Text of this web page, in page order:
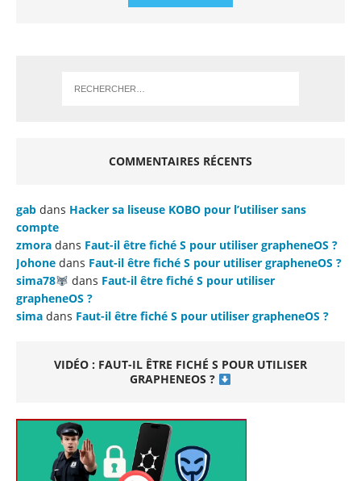
COMMENTAIRES RÉCENTS
gab dans Hacker sa liseuse KOBO pour l’utiliser sans
compte
zmora dans Faut-il être fiché S pour utiliser grapheneOS ?
Johone dans Faut-il être fiché S pour utiliser grapheneOS ?
sima78
dans Faut-il être fiché S pour utiliser
grapheneOS ?
sima dans Faut-il être fiché S pour utiliser grapheneOS ?
VIDÉO : FAUT-IL ÊTRE FICHÉ S POUR UTILISER
GRAPHENEOS ?